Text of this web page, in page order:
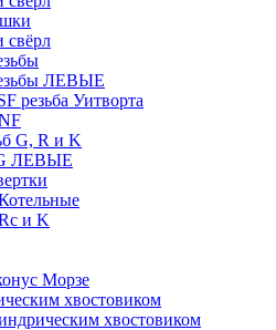
свёрл
ЛЕВЫЕ
резьба Уитворта
G, R и K
ЛЕВЫЕ
и K
Морзе
хвостовиком
хвостовиком